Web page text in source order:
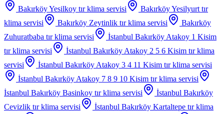
Bakırköy Yesilkoy tır klima servisi Bakırköy Yesilyurt tır
klima servisi
Bakırköy Zeytinlik tır klima servisi
Bakırköy
Zuhuratbaba tır klima servisi
İstanbul Bakırköy Atakoy 1 Kisim
tır klima servisi
İstanbul Bakırköy Atakoy 2 5 6 Kisim tır klima
servisi
İstanbul Bakırköy Atakoy 3 4 11 Kisim tır klima servisi
İstanbul Bakırköy Atakoy 7 8 9 10 Kisim tır klima servisi
İstanbul Bakırköy Basinkoy tır klima servisi
İstanbul Bakırköy
Cevizlik tır klima servisi İstanbul Bakırköy Kartaltepe tır klima